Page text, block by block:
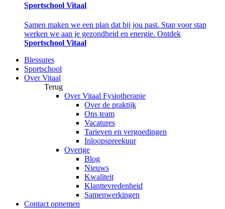
Sportschool Vitaal
Samen maken we een plan dat bij jou past. Stap voor stap
werken we aan je gezondheid en energie. Ontdek
Sportschool Vitaal
Blessures
Sportschool
Over Vitaal
Terug
Over Vitaal Fysiotherapie
Over de praktijk
Ons team
Vacatures
Tarieven en vergoedingen
Inloopspreekuur
Overige
Blog
Nieuws
Kwaliteit
Klanttevredenheid
Samenwerkingen
Contact opnemen